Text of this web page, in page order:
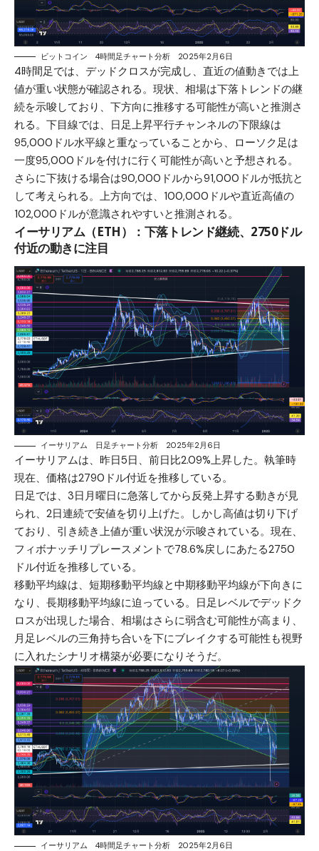
ビットコイン 4時間足チャート分析 2025年2月6日
4時間足では、デッドクロスが完成し、直近の値動きでは上
値が重い状態が確認される。現状、相場は下落トレンドの継
続を示唆しており、下方向に推移する可能性が高いと推測さ
れる。下目線では、日足上昇平行チャンネルの下限線は
95,000ドル水平線と重なっていることから、ローソク足は
一度95,000ドルを付けに行く可能性が高いと予想される。
さらに下抜ける場合は90,000ドルから91,000ドルが抵抗と
して考えられる。上方向では、100,000ドルや直近高値の
102,000ドルが意識されやすいと推測される。
イーサリアム（ETH）：下落トレンド継続、2750ドル
付近の動きに注目
イーサリアム 日足チャート分析 2025年2月6日
イーサリアムは、昨日5日、前日比2.09%上昇した。執筆時
現在、価格は2790ドル付近を推移している。
日足では、3日月曜日に急落してから反発上昇する動きが見
られ、2日連続で安値を切り上げた。しかし高値は切り下げ
ており、引き続き上値が重い状況が示唆されている。現在、
フィボナッチリプレースメントで78.6%戻しにあたる2750
ドル付近を推移している。
移動平均線は、短期移動平均線と中期移動平均線が下向きに
なり、長期移動平均線に迫っている。日足レベルでデッドク
ロスが出現した場合、相場はさらに弱含む可能性が高まり、
月足レベルの三角持ち合いを下にブレイクする可能性も視野
に入れたシナリオ構築が必要になりそうだ。
イーサリアム 4時間足チャート分析 2025年2月6日